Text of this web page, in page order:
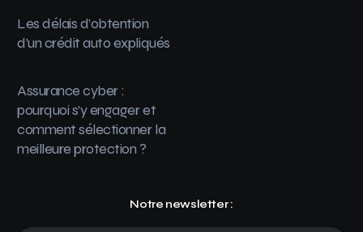
Les délais d’obtention
d’un crédit auto expliqués
Assurance cyber :
pourquoi s’y engager et
comment sélectionner la
meilleure protection ?
Notre newsletter :